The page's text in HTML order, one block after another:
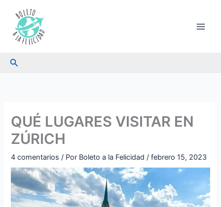
contenido
Buscar
QUÉ LUGARES VISITAR EN
ZÚRICH
4 comentarios / Por Boleto a la Felicidad/febrero 15, 2023